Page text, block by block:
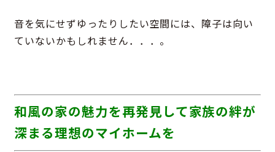
音を気にせずゆったりしたい空間には、障子は向い
ていないかもしれません．．．。
和風の家の魅力を再発見して家族の絆が
深まる理想のマイホームを